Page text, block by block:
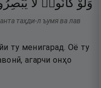
وَلَوْ كَانُوا۟ لَا
таҳди-л ъумя ва лав
ту менигарад. Оё ту
агарчи онҳо